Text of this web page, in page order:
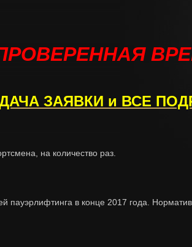
ЗАЯВКИ и ВСЕ
на количество раз.
пауэрлифтинга в конце 2017 года.